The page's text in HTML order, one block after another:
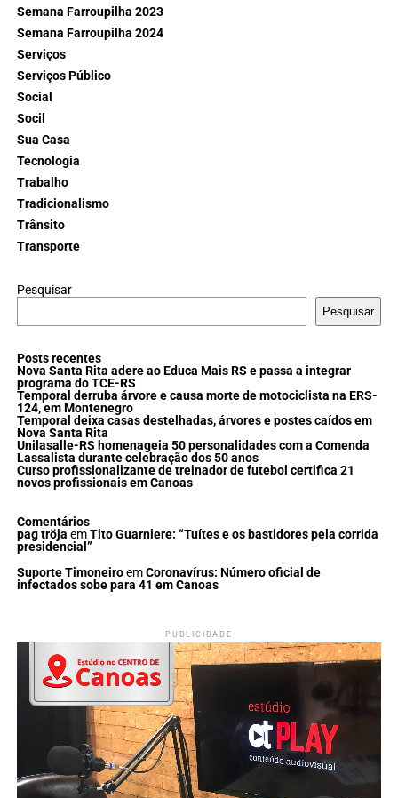
Semana Farroupilha 2023
Semana Farroupilha 2024
Serviços
Serviços Público
Social
Socil
Sua Casa
Tecnologia
Trabalho
Tradicionalismo
Trânsito
Transporte
Pesquisar
Pesquisar
Posts recentes
Nova Santa Rita adere ao Educa Mais RS e passa a integrar
programa do TCE-RS
Temporal derruba árvore e causa morte de motociclista na ERS-
124, em Montenegro
Temporal deixa casas destelhadas, árvores e postes caídos em
Nova Santa Rita
Unilasalle-RS homenageia 50 personalidades com a Comenda
Lassalista durante celebração dos 50 anos
Curso profissionalizante de treinador de futebol certifica 21
novos profissionais em Canoas
Comentários
pag tröja emTito Guarniere: “Tuítes e os bastidores pela corrida
presidencial”
Suporte TimoneiroemCoronavírus: Número oficial de
infectados sobe para 41 em Canoas
PUBLICIDADE